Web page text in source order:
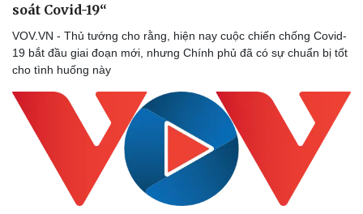
soát Covid-19“
VOV.VN - Thủ tướng cho rằng, hiện nay cuộc chiến chống Covid-
19 bắt đầu giai đoạn mới, nhưng Chính phủ đã có sự chuẩn bị tốt
cho tình huống này